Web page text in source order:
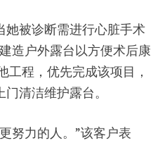
她被诊断需进行心脏手术
造户外露台以方便术后康
工程，优先完成该项目，
清洁维护露台。
努力的人。”该客户表